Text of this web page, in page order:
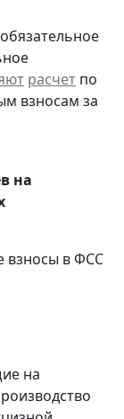
расчет по
взносам за
на
взносы в ФСС
на